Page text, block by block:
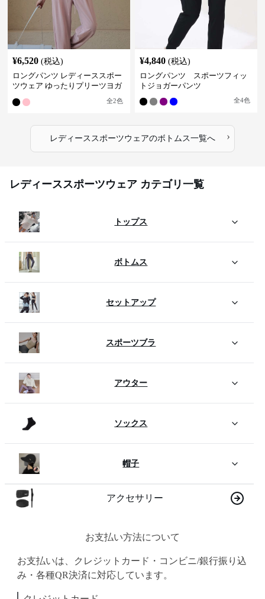
¥6,520 (税込)
ロングパンツ レディーススポー
ツウェア ゆったりプリーツヨガ
全2色
¥4,840 (税込)
ロングパンツ スポーツフィッ
トジョガーパンツ
全4色
レディーススポーツウェアのボトムス一覧へ ›
レディーススポーツウェア カテゴリ一覧
トップス
ボトムス
セットアップ
スポーツブラ
アウター
ソックス
帽子
アクセサリー
お支払い方法について
お支払いは、クレジットカード・コンビニ/銀行振り込
み・各種QR決済に対応しています。